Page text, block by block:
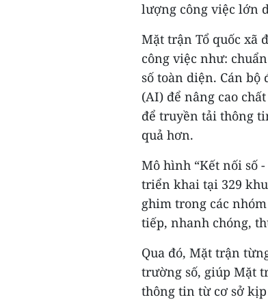
lượng công việc lớn
Mặt trận Tổ quốc xã
công việc như:
số toàn diện. Cán bộ
(AI) để nâng cao
để truyền tải thông
quả hơn.
Mô hình “Kết nối số
triển khai tại 329
ghim trong các
tiếp, nhanh chóng,
Qua đó, Mặt trận
trường số, giúp Mặt
thông tin từ cơ sở